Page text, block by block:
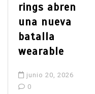
rings abren
una nueva
batalla
wearable
junio 20, 2026
0